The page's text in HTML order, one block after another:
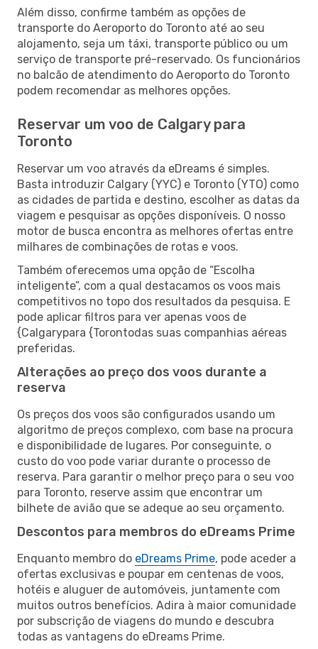
Além disso, confirme também as opções de
transporte do Aeroporto do Toronto até ao seu
alojamento, seja um táxi, transporte público ou um
serviço de transporte pré-reservado. Os funcionários
no balcão de atendimento do Aeroporto do Toronto
podem recomendar as melhores opções.
Reservar um voo de Calgary para
Toronto
Reservar um voo através da eDreams é simples.
Basta introduzir Calgary (YYC) e Toronto (YTO) como
as cidades de partida e destino, escolher as datas da
viagem e pesquisar as opções disponíveis. O nosso
motor de busca encontra as melhores ofertas entre
milhares de combinações de rotas e voos.
Também oferecemos uma opção de “Escolha
inteligente”, com a qual destacamos os voos mais
competitivos no topo dos resultados da pesquisa. E
pode aplicar filtros para ver apenas voos de
{Calgarypara {Torontodas suas companhias aéreas
preferidas.
Alterações ao preço dos voos durante a
reserva
Os preços dos voos são configurados usando um
algoritmo de preços complexo, com base na procura
e disponibilidade de lugares. Por conseguinte, o
custo do voo pode variar durante o processo de
reserva. Para garantir o melhor preço para o seu voo
para Toronto, reserve assim que encontrar um
bilhete de avião que se adeque ao seu orçamento.
Descontos para membros do eDreams Prime
Enquanto membro do eDreams Prime, pode aceder a
ofertas exclusivas e poupar em centenas de voos,
hotéis e aluguer de automóveis, juntamente com
muitos outros benefícios. Adira à maior comunidade
por subscrição de viagens do mundo e descubra
todas as vantagens do eDreams Prime.